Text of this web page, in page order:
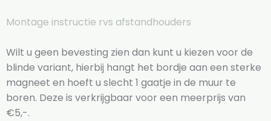
Montage instructie rvs afstandhouders
Wilt u geen bevesting zien dan kunt u kiezen voor de
blinde variant, hierbij hangt het bordje aan een sterke
magneet en hoeft u slecht 1 gaatje in de muur te
boren. Deze is verkrijgbaar voor een meerprijs van
€5,-.